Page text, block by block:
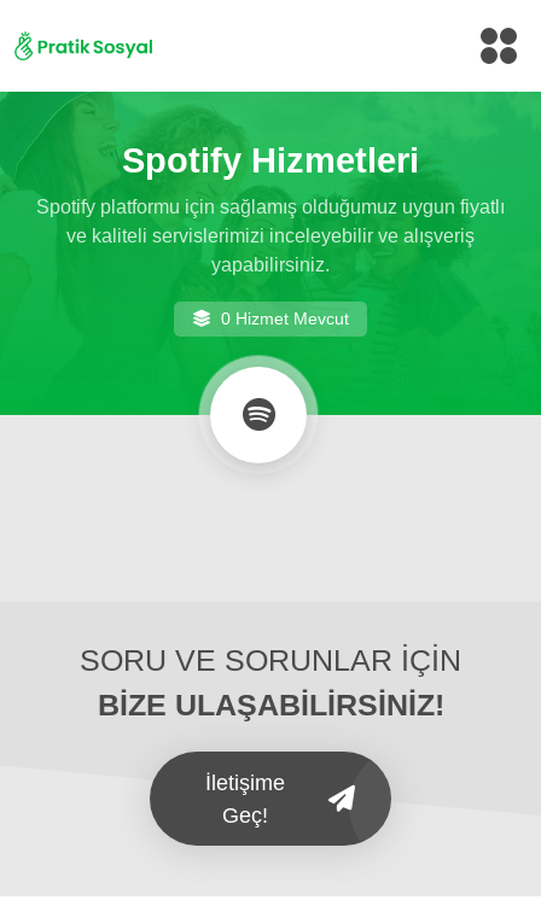
Spotify Hizmetleri
Spotify platformu için sağlamış olduğumuz uygun fiyatlı
ve kaliteli servislerimizi inceleyebilir ve alışveriş
yapabilirsiniz.
0 Hizmet Mevcut
SORU VE SORUNLAR İÇİN
BİZE ULAŞABİLİRSİNİZ!
İletişime
Geç!